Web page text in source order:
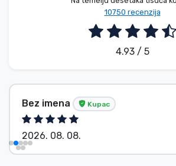
10750 recenzija
4.93 / 5
Bez imena Kupac
2026. 08. 08.